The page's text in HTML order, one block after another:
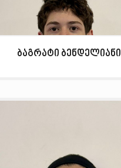
ბაგრატი ბენდელიანი